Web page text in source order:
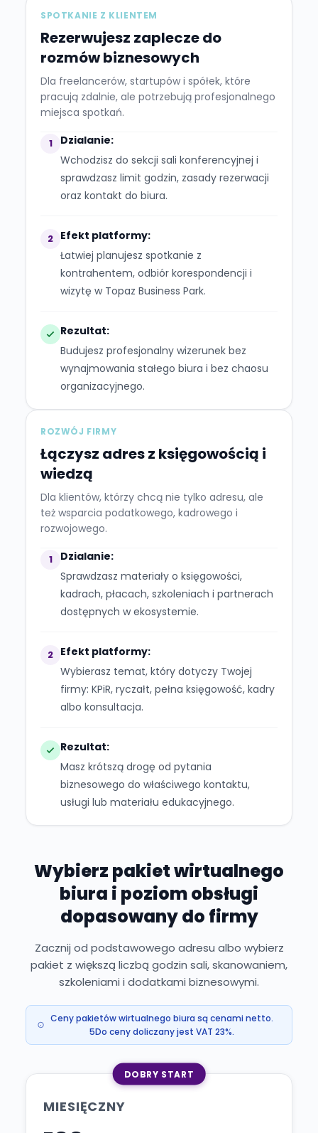
SPOTKANIE Z KLIENTEM
Rezerwujesz zaplecze do
rozmów biznesowych
Dla freelancerów, startupów i spółek, które
pracują zdalnie, ale potrzebują profesjonalnego
miejsca spotkań.
1
Dzialanie:
Wchodzisz do sekcji sali konferencyjnej i
sprawdzasz limit godzin, zasady rezerwacji
oraz kontakt do biura.
2 Efekt platformy:
Łatwiej planujesz spotkanie z
kontrahentem, odbiór korespondencji i
wizytę w Topaz Business Park.
Rezultat:
Budujesz profesjonalny wizerunek bez
wynajmowania stałego biura i bez chaosu
organizacyjnego.
ROZWÓJ FIRMY
Łączysz adres z księgowością i
wiedzą
Dla klientów, którzy chcą nie tylko adresu, ale
też wsparcia podatkowego, kadrowego i
rozwojowego.
1
Dzialanie:
Sprawdzasz materiały o księgowości,
kadrach, płacach, szkoleniach i partnerach
dostępnych w ekosystemie.
2 Efekt platformy:
Wybierasz temat, który dotyczy Twojej
firmy: KPiR, ryczałt, pełna księgowość, kadry
albo konsultacja.
Rezultat:
Masz krótszą drogę od pytania
biznesowego do właściwego kontaktu,
usługi lub materiału edukacyjnego.
Wybierz pakiet wirtualnego
biura i poziom obsługi
dopasowany do firmy
Zacznij od podstawowego adresu albo wybierz
pakiet z większą liczbą godzin sali, skanowaniem,
szkoleniami i dodatkami biznesowymi.
Ceny pakietów wirtualnego biura są cenami netto.
5Do ceny doliczany jest VAT 23%.
DOBRY START
MIESIĘCZNY